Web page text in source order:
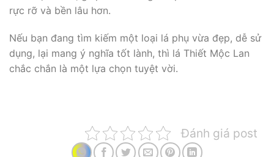
rực rỡ và bền lâu hơn.
Nếu bạn đang tìm kiếm một loại lá phụ vừa đẹp, dễ sử
dụng, lại mang ý nghĩa tốt lành, thì lá Thiết Mộc Lan
chắc chắn là một lựa chọn tuyệt vời.
Đánh giá post